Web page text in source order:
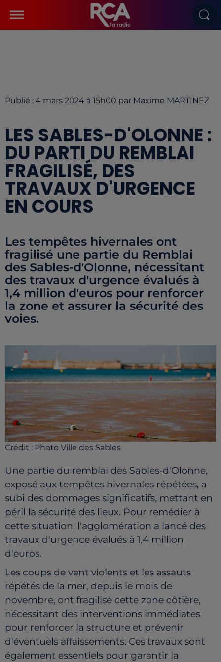
Publié : 4 mars 2024 à 15h00 par Maxime MARTINEZ
LES SABLES-D'OLONNE :
DU PARTI DU REMBLAI
FRAGILISÉ, DES
TRAVAUX D'URGENCE
EN COURS
Les tempêtes hivernales ont
fragilisé une partie du Remblai
des Sables-d'Olonne, nécessitant
des travaux d'urgence évalués à
1,4 million d'euros pour renforcer
la zone et assurer la sécurité des
voies.
Crédit : Photo Ville des Sables
Une partie du remblai des Sables-d'Olonne,
exposé aux tempêtes hivernales répétées, a
subi des dommages significatifs, mettant en
péril la sécurité des lieux. Pour remédier à
cette situation, l'agglomération a lancé des
travaux d'urgence évalués à 1,4 million
d'euros.
Les coups de vent violents et les assauts
répétés de la mer, depuis le mois de
novembre, ont fragilisé cette zone côtière,
nécessitant des interventions immédiates
pour renforcer la structure et prévenir
d'éventuels affaissements. Ces travaux sont
également essentiels pour garantir la